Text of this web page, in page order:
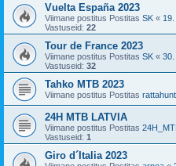
Vuelta España 2023
Viimane postitus Postitas SK «
Vastuseid: 22
Tour de France 2023
Viimane postitus Postitas SK « 30.
Vastuseid: 32
Tahko MTB 2023
Viimane postitus Postitas rattahunt
24H MTB LATVIA
Viimane postitus Postitas
Vastuseid: 1
Giro d´Italia 2023